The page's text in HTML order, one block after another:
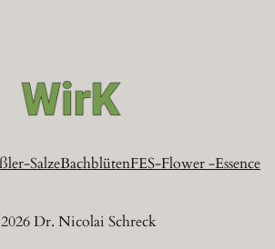
SalzeBachblütenFES-Flower -Essence
Dr. Nicolai Schreck